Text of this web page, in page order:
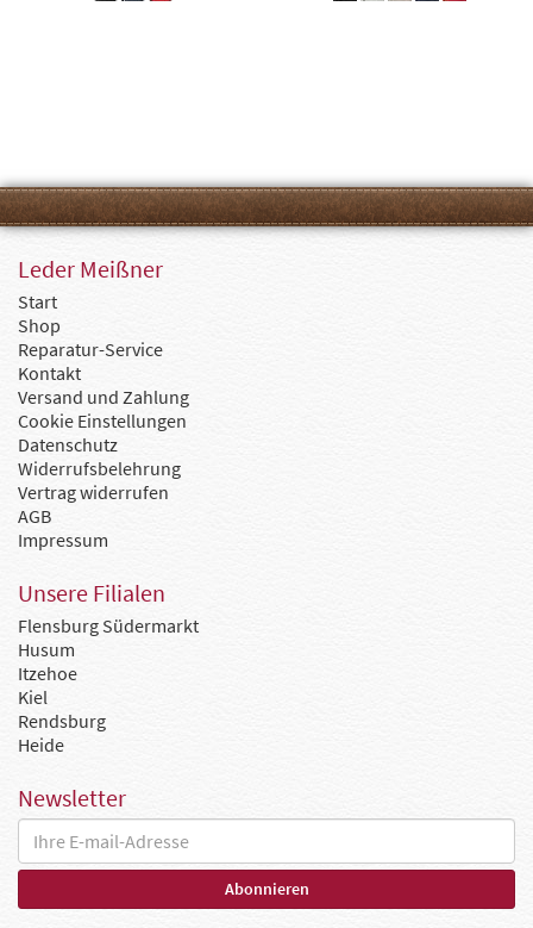
Leder Meißner
Start
Shop
Reparatur-Service
Kontakt
Versand und Zahlung
Cookie Einstellungen
Datenschutz
Widerrufsbelehrung
Vertrag widerrufen
AGB
Impressum
Unsere Filialen
Flensburg Südermarkt
Husum
Itzehoe
Kiel
Rendsburg
Heide
Newsletter